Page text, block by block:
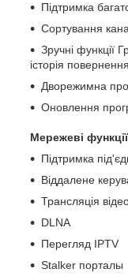
Підтримка
Сортування
Зручні функції
історія
Дворежимна
Оновлення
Мережеві
Підтримка
Віддалене
Трансляція
DLNA
Перегляд IPTV
Stalker порталы